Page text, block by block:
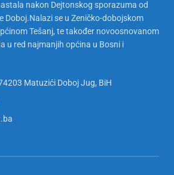
nakon Dejtonskog sporazuma od
Doboj.Nalazi se u Zeničko-dobojskom
Tešanj, te također novoosnovanom
u red najmanjih općina u Bosni i
Matuzići Doboj Jug, BiH